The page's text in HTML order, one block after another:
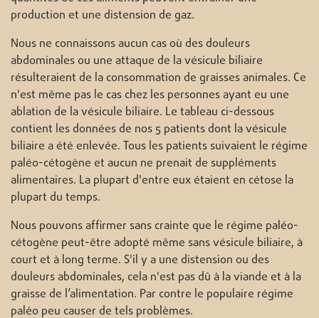
production et une distension de gaz.
Nous ne connaissons aucun cas où des douleurs
abdominales ou une attaque de la vésicule biliaire
résulteraient de la consommation de graisses animales. Ce
n'est même pas le cas chez les personnes ayant eu une
ablation de la vésicule biliaire. Le tableau ci-dessous
contient les données de nos 5 patients dont la vésicule
biliaire a été enlevée. Tous les patients suivaient le régime
paléo-cétogène et aucun ne prenait de suppléments
alimentaires. La plupart d'entre eux étaient en cétose la
plupart du temps.
Nous pouvons affirmer sans crainte que le régime paléo-
cétogène peut-être adopté même sans vésicule biliaire, à
court et à long terme. S'il y a une distension ou des
douleurs abdominales, cela n'est pas dû à la viande et à la
graisse de l’alimentation. Par contre le populaire régime
paléo peu causer de tels problèmes.